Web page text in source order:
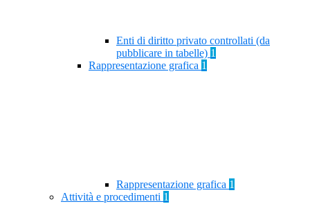
Enti di diritto privato controllati (da
pubblicare in tabelle) 1
Rappresentazione grafica 1
Rappresentazione grafica 1
Attività e procedimenti 1